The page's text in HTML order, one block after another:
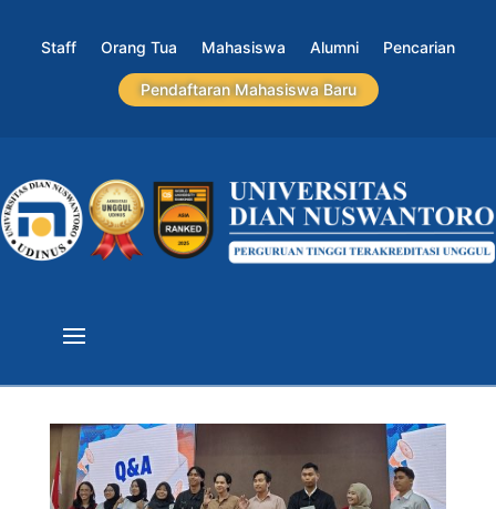
Staff Orang Tua Mahasiswa Alumni Pencarian
Pendaftaran Mahasiswa Baru